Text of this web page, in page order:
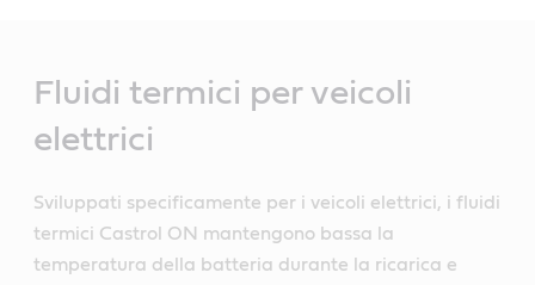
Fluidi termici per veicoli
elettrici
Sviluppati specificamente per i veicoli elettrici, i fluidi
termici Castrol ON mantengono bassa la
temperatura della batteria durante la ricarica e